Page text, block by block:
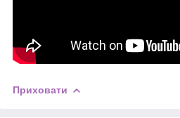
Приховати